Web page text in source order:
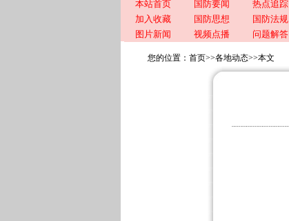
本站首页 国防要闻 热点追踪
加入收藏
国防思想 国防法规
图片新闻
视频点播 问题解答
您的位置： 首页>>各地动态>>本文